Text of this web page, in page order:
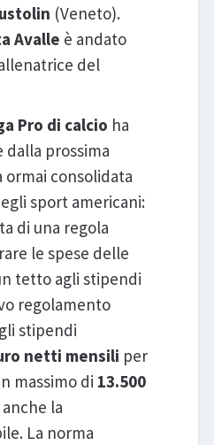
(Veneto).
Avalle è andato
del
Pro di calcio ha
prossima
ormai consolidata
sport americani:
di una regola
le spese delle
tetto agli stipendi
regolamento
stipendi
netti mensili per
massimo di 13.500
la
La norma